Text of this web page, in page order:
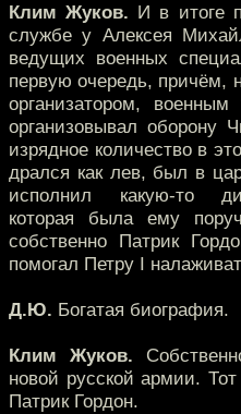
Клим Жуков. И в итоге
службе у Алексея
ведущих военных
первую очередь, причём,
организатором,
организовывал оборону
изрядное количество в
дрался как лев, был в
исполнил какую-то
которая была ему
собственно Патрик
помогал Петру I
Д.Ю. Богатая биография.
Клим Жуков.
новой русской армии.
Патрик Гордон.